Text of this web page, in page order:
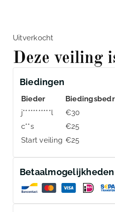
Uitverkocht
Deze veiling
Biedingen
Bieder
j***********l
€30
c**s
€25
Start veiling €25
Betaalmogelijkheden